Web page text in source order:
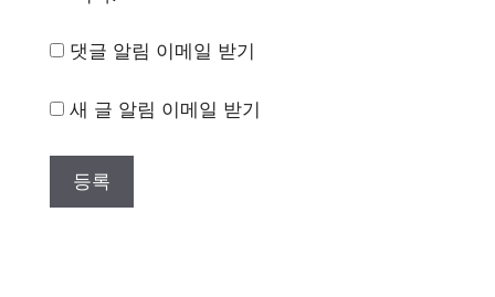
댓글 알림 이메일 받기
새 글 알림 이메일 받기